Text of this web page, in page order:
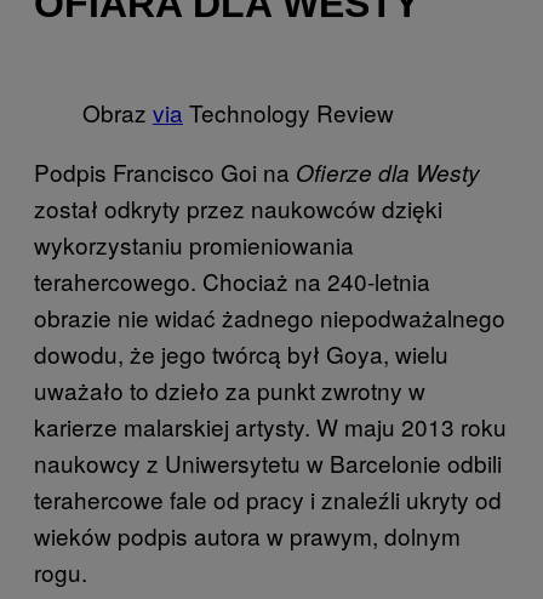
Obraz via Technology Review
Podpis Francisco Goi na Ofierze dla Westy
został odkryty przez naukowców dzięki
wykorzystaniu promieniowania
terahercowego. Chociaż na 240-letnia
obrazie nie widać żadnego niepodważalnego
dowodu, że jego twórcą był Goya, wielu
uważało to dzieło za punkt zwrotny w
karierze malarskiej artysty. W maju 2013 roku
naukowcy z Uniwersytetu w Barcelonie odbili
terahercowe fale od pracy i znaleźli ukryty od
wieków podpis autora w prawym, dolnym
rogu.